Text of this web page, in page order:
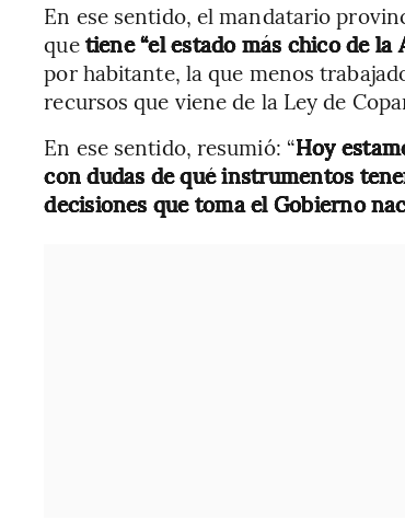
En ese sentido, el mandatario
quetiene “el estado más chico de la
por habitante, la que menos
recursos que viene de la Ley de
En ese sentido, resumió: “Hoy
con dudas de qué instrumentos
decisiones que toma el Gobierno